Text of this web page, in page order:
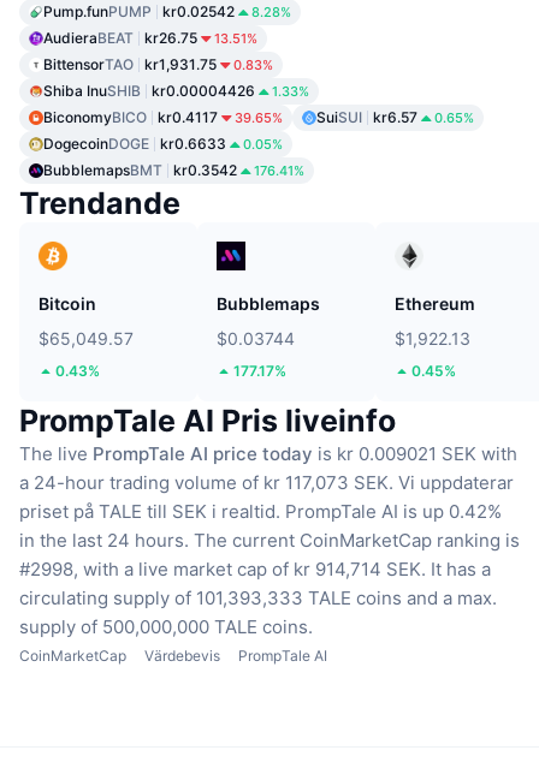
Pump.funPUMP kr0.02542 8.28%
AudieraBEAT kr26.75 13.51%
BittensorTAO kr1,931.75 0.83%
Shiba InuSHIB kr0.00004426 1.33%
BiconomyBICO kr0.4117 39.65% SuiSUI kr6.57 0.65%
DogecoinDOGE kr0.6633 0.05%
BubblemapsBMT kr0.3542 176.41%
Trendande
Bitcoin
$65,049.57
0.43%
Bubblemaps
$0.03744
177.17%
Ethereum
$1,922.13
0.45%
PrompTale AI Pris liveinfo
The live PrompTale AI price today is kr 0.009021 SEK with
a 24-hour trading volume of kr 117,073 SEK. Vi uppdaterar
priset på TALE till SEK i realtid. PrompTale AI is up 0.42%
in the last 24 hours. The current CoinMarketCap ranking is
#2998, with a live market cap of kr 914,714 SEK. It has a
circulating supply of 101,393,333 TALE coins and a max.
supply of 500,000,000 TALE coins.
CoinMarketCap Värdebevis PrompTale AI